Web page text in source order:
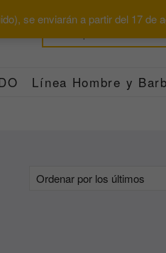
se enviarán a partir del 17 de
Línea Hombre y